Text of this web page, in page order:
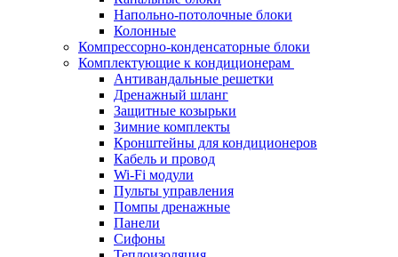
Напольно-потолочные блоки
Колонные
Компрессорно-конденсаторные блоки
Комплектующие к кондиционерам
Антивандальные решетки
Дренажный шланг
Защитные козырьки
Зимние комплекты
Кронштейны для кондиционеров
Кабель и провод
Wi-Fi модули
Пульты управления
Помпы дренажные
Панели
Сифоны